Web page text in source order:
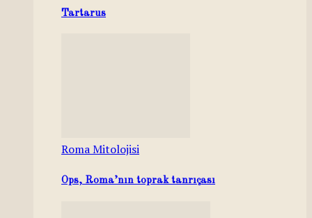
Tartarus
Roma Mitolojisi
Ops, Roma’nın toprak tanrıçası